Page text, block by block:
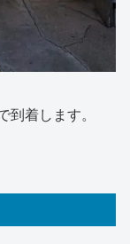
到着します。